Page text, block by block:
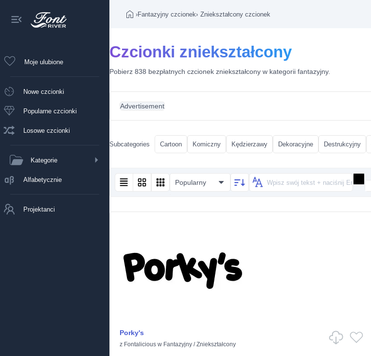
Moje ulubione
Nowe czcionki
Popularne czcionki
Losowe czcionki
Kategorie
Alfabetycznie
Projektanci
›Fantazyjny czcionek› Zniekształcony czcionek
Czcionki zniekształcony
Pobierz 838 bezpłatnych czcionek zniekształcony w kategorii fantazyjny.
Advertisement
Subcategories Cartoon Komiczny Kędzierzawy Dekoracyjne Destrukcyjny
Popularny
Porky's
z Fontalicious w Fantazyjny /Zniekształcony